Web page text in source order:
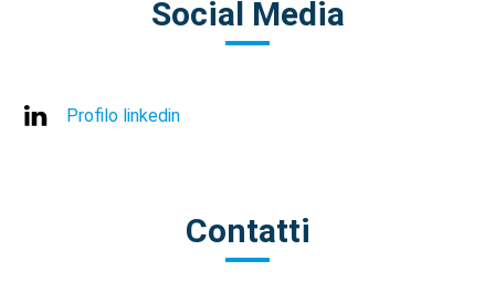
Social Media
Profilo linkedin
Contatti